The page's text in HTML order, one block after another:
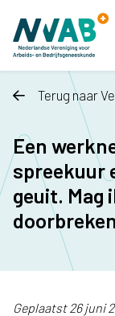
Ga naar de
Terug naar
Een
spreekuur
geuit. Mag
Geplaatst 26 juni